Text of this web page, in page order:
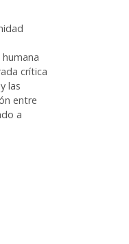
crítica
las
entre
a